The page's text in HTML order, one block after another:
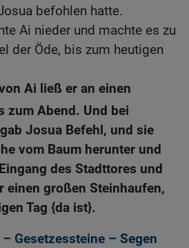
befohlen hatte.
Ai nieder und machte es zu
der Öde, bis zum heutigen
Ai ließ er an einen
zum Abend. Und bei
Josua Befehl, und sie
vom Baum herunter und
des Stadttores und
einen großen Steinhaufen,
Tag {da ist}.
Gesetzessteine – Segen